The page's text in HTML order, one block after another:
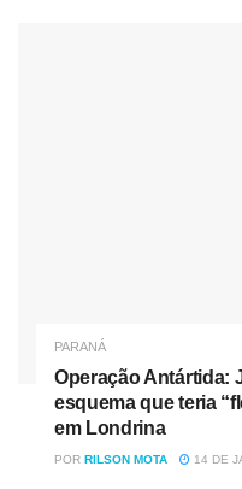
PARANÁ
Operação Antártida:
esquema que teria
em Londrina
POR RILSON MOTA 14 DE